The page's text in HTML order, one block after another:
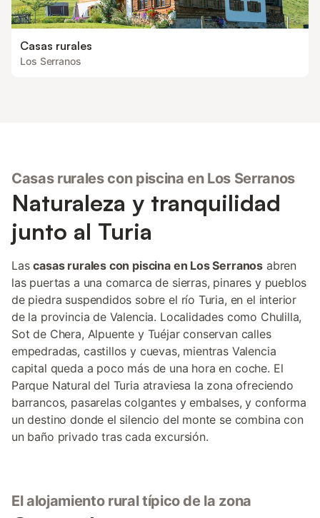
Casas rurales
Los Serranos
Casas rurales con piscina en Los Serranos
Naturaleza y tranquilidad
junto al Turia
Lascasas rurales con piscina en Los Serranos abren
las puertas a una comarca de sierras, pinares y pueblos
de piedra suspendidos sobre el río Turia, en el interior
de la provincia de Valencia. Localidades como Chulilla,
Sot de Chera, Alpuente y Tuéjar conservan calles
empedradas, castillos y cuevas, mientras Valencia
capital queda a poco más de una hora en coche. El
Parque Natural del Turia atraviesa la zona ofreciendo
barrancos, pasarelas colgantes y embalses, y conforma
un destino donde el silencio del monte se combina con
un baño privado tras cada excursión.
El alojamiento rural típico de la zona